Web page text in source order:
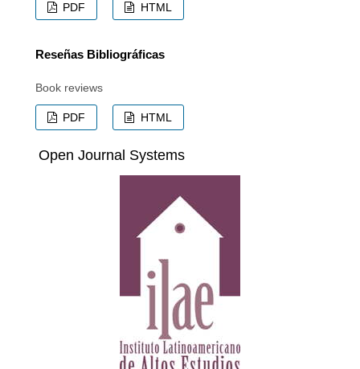
PDF HTML
Reseñas Bibliográficas
Book reviews
PDF HTML
Open Journal Systems